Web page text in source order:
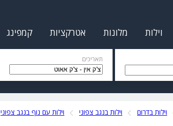
וילות מלונות אטרקציות קמפינג
תאריכים
וילות בדרום וילות בנגב צפוני וילות עם נוף בנגב צפוני